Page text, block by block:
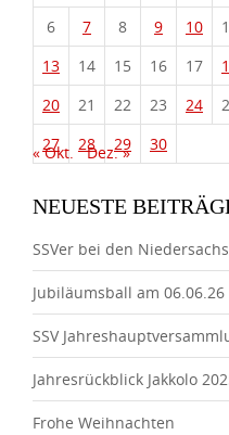
6
7 8 9 10
13
14 15 16 17
20
21 22 23 24
27
28 29 30
« Okt. Dez. »
NEUESTE
SSVer bei den
Jubiläumsball am 06.06.26
SSV
Jahresrückblick Jakkolo
Frohe Weihnachten